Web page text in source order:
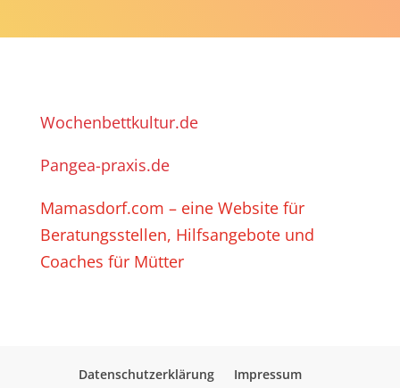
Wochenbettkultur.de
Pangea-praxis.de
Mamasdorf.com – eine Website für
Beratungsstellen, Hilfsangebote und
Coaches für Mütter
Datenschutzerklärung Impressum